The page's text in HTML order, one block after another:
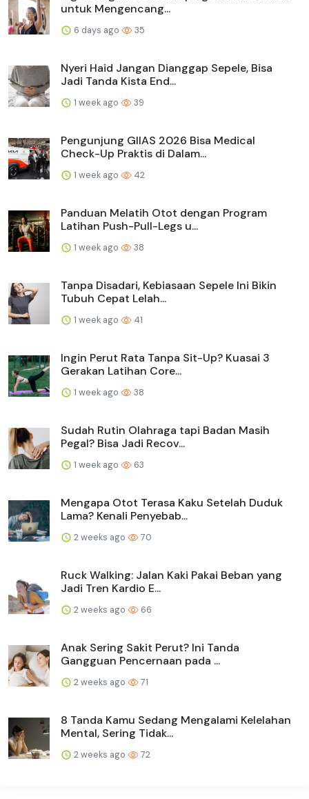
untuk Mengencang...
6 days ago 35
Nyeri Haid Jangan Dianggap Sepele, Bisa
Jadi Tanda Kista End...
1 week ago 39
Pengunjung GIIAS 2026 Bisa Medical
Check-Up Praktis di Dalam...
1 week ago 42
Panduan Melatih Otot dengan Program
Latihan Push-Pull-Legs u...
1 week ago 38
Tanpa Disadari, Kebiasaan Sepele Ini Bikin
Tubuh Cepat Lelah...
1 week ago 41
Ingin Perut Rata Tanpa Sit-Up? Kuasai 3
Gerakan Latihan Core...
1 week ago 38
Sudah Rutin Olahraga tapi Badan Masih
Pegal? Bisa Jadi Recov...
1 week ago 63
Mengapa Otot Terasa Kaku Setelah Duduk
Lama? Kenali Penyebab...
2 weeks ago 70
Ruck Walking: Jalan Kaki Pakai Beban yang
Jadi Tren Kardio E...
2 weeks ago 66
Anak Sering Sakit Perut? Ini Tanda
Gangguan Pencernaan pada ...
2 weeks ago 71
8 Tanda Kamu Sedang Mengalami Kelelahan
Mental, Sering Tidak...
2 weeks ago 72